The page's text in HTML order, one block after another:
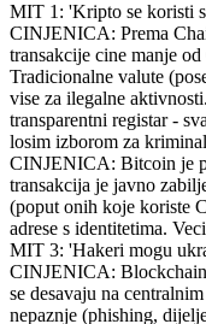
MIT 1: 'Kripto se koristi
CINJENICA: Prema
transakcije cine manje
Tradicionalne valute
vise za ilegalne
transparentni registar -
losim izborom za
CINJENICA: Bitcoin je
transakcija je javno
(poput onih koje koriste
adrese s identitetima.
MIT 3: 'Hakeri mogu
CINJENICA:
se desavaju na
nepaznje (phishing,